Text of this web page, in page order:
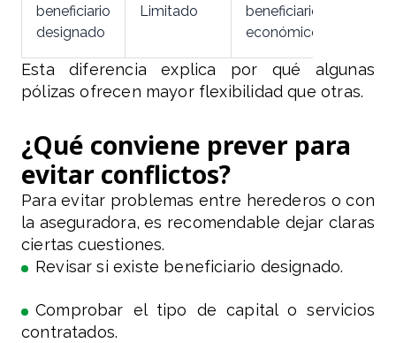
beneficiario
designado
Limitado
beneficiario
económico
Esta diferencia explica por qué algunas
pólizas ofrecen mayor flexibilidad que otras.
¿Qué conviene prever para
evitar conflictos?
Para evitar problemas entre herederos o con
la aseguradora, es recomendable dejar claras
ciertas cuestiones.
Revisar si existe beneficiario designado.
Comprobar el tipo de capital o servicios
contratados.